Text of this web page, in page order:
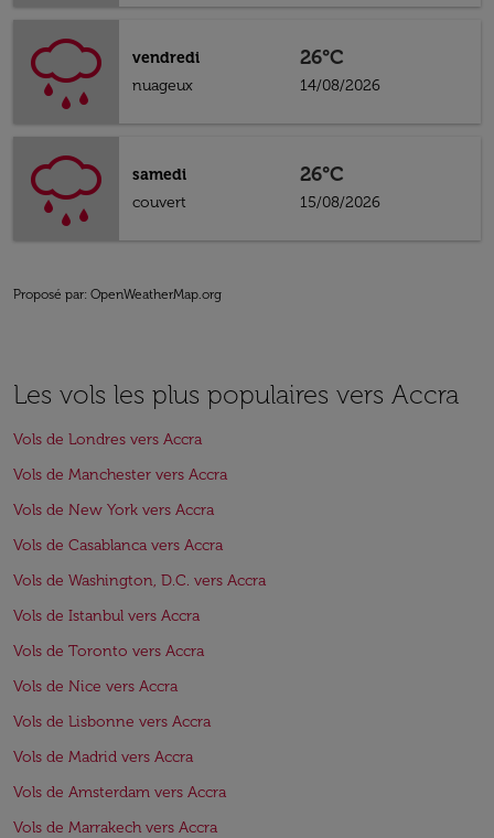
vendredi
nuageux
26°C
14/08/2026
samedi
couvert
26°C
15/08/2026
Proposé par: OpenWeatherMap.org
Les vols les plus populaires vers Accra
Vols de Londres vers Accra
Vols de Manchester vers Accra
Vols de New York vers Accra
Vols de Casablanca vers Accra
Vols de Washington, D.C. vers Accra
Vols de Istanbul vers Accra
Vols de Toronto vers Accra
Vols de Nice vers Accra
Vols de Lisbonne vers Accra
Vols de Madrid vers Accra
Vols de Amsterdam vers Accra
Vols de Marrakech vers Accra